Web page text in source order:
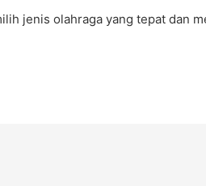
jenis olahraga yang tepat dan